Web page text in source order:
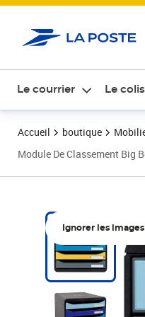
Le courrier Le colis
Accueil boutique
Module De Classement Big
Ignorer les images